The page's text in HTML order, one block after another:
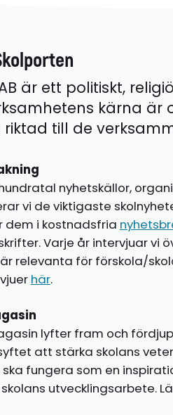
är ett politiskt,
kärna är
till de
nyhetskällor,
vi de viktigaste
i kostnadsfria
Varje år intervjuar vi
relevanta för förskola/
här.
lyfter fram och
att stärka skolans
fungera som en
utvecklingsarbete.